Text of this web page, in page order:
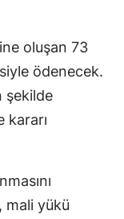
oluşan 73
ödenecek.
şekilde
kararı
mali yükü